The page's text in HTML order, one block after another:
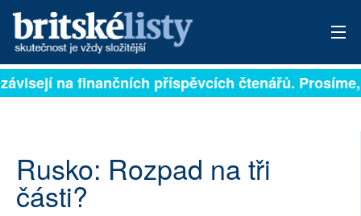
PŘIHLÁSIT
ARCHIV
ROZHOVORY
na finančních příspěvcích čtenářů.
Rusko: Rozpad na tři
části?